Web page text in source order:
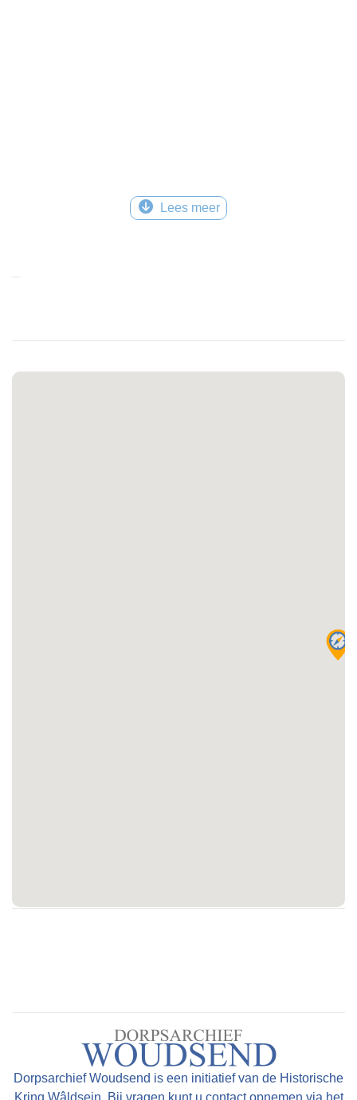
Lees meer
Dorpsarchief Woudsend is een initiatief van de Historische
Kring Wâldsein. Bij vragen kunt u contact opnemen via het